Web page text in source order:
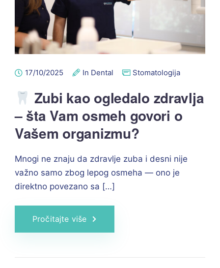
17/10/2025 In Dental Stomatologija
Zubi kao ogledalo zdravlja
– šta Vam osmeh govori o
Vašem organizmu?
Mnogi ne znaju da zdravlje zuba i desni nije
važno samo zbog lepog osmeha — ono je
direktno povezano sa […]
Pročitajte više